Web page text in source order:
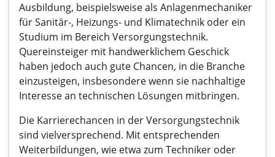
Ausbildung, beispielsweise als Anlagenmechaniker
für Sanitär-, Heizungs- und Klimatechnik oder ein
Studium im Bereich Versorgungstechnik.
Quereinsteiger mit handwerklichem Geschick
haben jedoch auch gute Chancen, in die Branche
einzusteigen, insbesondere wenn sie nachhaltige
Interesse an technischen Lösungen mitbringen.
Die Karrierechancen in der Versorgungstechnik
sind vielversprechend. Mit entsprechenden
Weiterbildungen, wie etwa zum Techniker oder